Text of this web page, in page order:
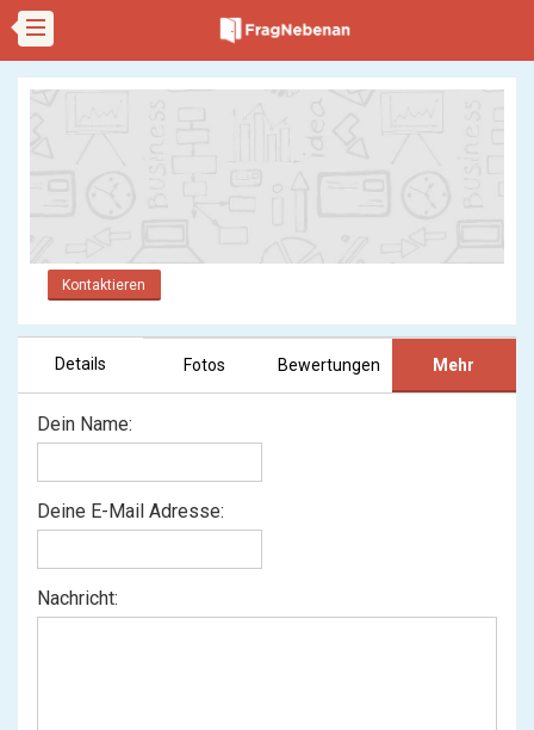
Kontaktieren
Details Fotos Bewertungen Mehr
Dein Name:
Deine E-Mail Adresse:
Nachricht: